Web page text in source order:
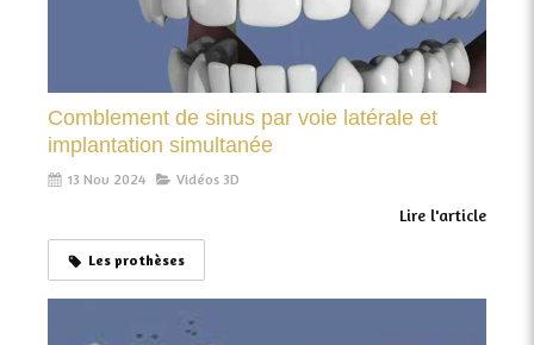
Comblement de sinus par voie latérale et
implantation simultanée
13 Nov 2024 Vidéos 3D
Lire l'article
Les prothèses